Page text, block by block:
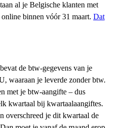
al je Belgische klanten met
binnen vóór 31 maart. Dat
bevat de btw-gegevens van je
waaraan je leverde zonder btw.
met je btw-aangifte – dus
kwartaal bij kwartaalaangiftes.
overschreed je dit kwartaal de